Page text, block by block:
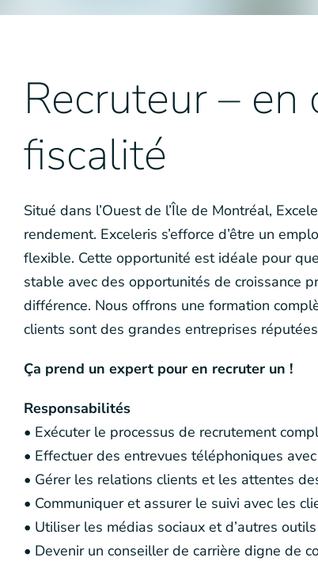
Recruteur –
fiscalité
Situé dans l’Ouest de l’Île de Montréal,
rendement. Exceleris s’efforce d’être un
flexible. Cette opportunité est idéale pour
stable avec des opportunités de croissance
différence. Nous offrons une formation
clients sont des grandes entreprises
Ça prend un expert pour en recruter un !
Responsabilités
• Exécuter le processus de recrutement
• Effectuer des entrevues téléphoniques
• Gérer les relations clients et les attentes
• Communiquer et assurer le suivi avec les
• Utiliser les médias sociaux et d’autres
• Devenir un conseiller de carrière digne de